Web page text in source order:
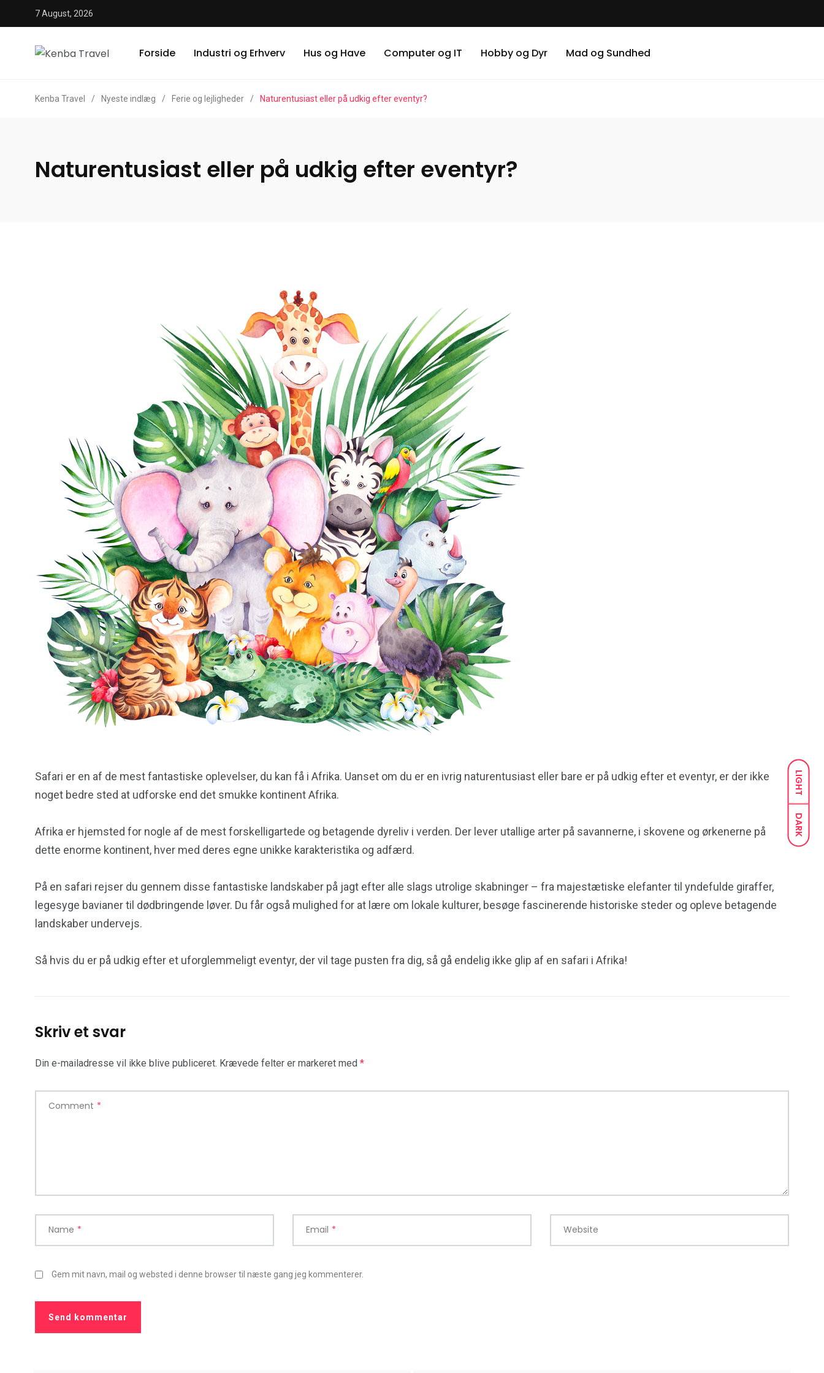
LIGHT
DARK
7 August, 2026
Forside Industri og Erhverv Hus og Have Computer og IT Hobby og Dyr Mad og Sundhed
Kenba Travel / Nyeste indlæg / Ferie og lejligheder / Naturentusiast eller på udkig efter eventyr?
Naturentusiast eller på udkig efter eventyr?
Safari er en af de mest fantastiske oplevelser, du kan få i Afrika. Uanset om du er en ivrig naturentusiast eller bare er på udkig efter et eventyr, er der ikke
noget bedre sted at udforske end det smukke kontinent Afrika.
Afrika er hjemsted for nogle af de mest forskelligartede og betagende dyreliv i verden. Der lever utallige arter på savannerne, i skovene og ørkenerne på
dette enorme kontinent, hver med deres egne unikke karakteristika og adfærd.
På en safari rejser du gennem disse fantastiske landskaber på jagt efter alle slags utrolige skabninger – fra majestætiske elefanter til yndefulde giraffer,
legesyge bavianer til dødbringende løver. Du får også mulighed for at lære om lokale kulturer, besøge fascinerende historiske steder og opleve betagende
landskaber undervejs.
Så hvis du er på udkig efter et uforglemmeligt eventyr, der vil tage pusten fra dig, så gå endelig ikke glip af en safari i Afrika!
Skriv et svar
Din e-mailadresse vil ikke blive publiceret. Krævede felter er markeret med *
Comment *
Name * Email * Website
Gem mit navn, mail og websted i denne browser til næste gang jeg kommenterer.